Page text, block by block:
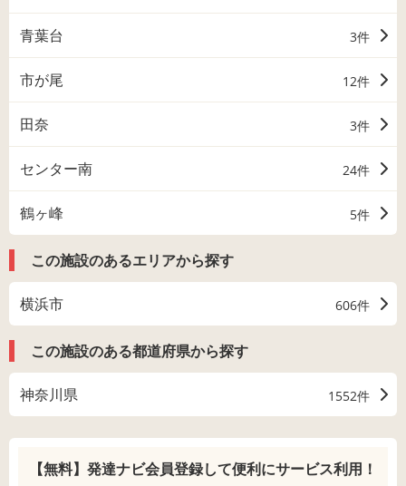
青葉台 3件
市が尾 12件
田奈 3件
センター南 24件
鶴ヶ峰 5件
この施設のあるエリアから探す
横浜市 606件
この施設のある都道府県から探す
神奈川県 1552件
【無料】発達ナビ会員登録して便利にサービス利用！